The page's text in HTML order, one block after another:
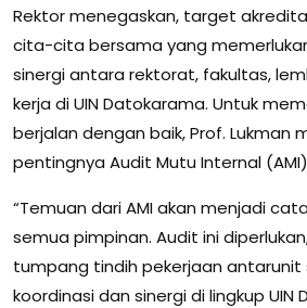
Rektor menegaskan, target
cita-cita bersama yang
sinergi antara rektorat, fakultas,
kerja di UIN Datokarama. Untuk
berjalan dengan baik, Prof. Lukman
pentingnya Audit Mutu Internal
“Temuan dari AMI akan menjadi
semua pimpinan. Audit ini
tumpang tindih pekerjaan
koordinasi dan sinergi di lingkup UIN